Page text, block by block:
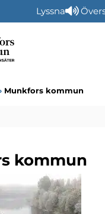
Lyssna
Munkfors kommun
kommun